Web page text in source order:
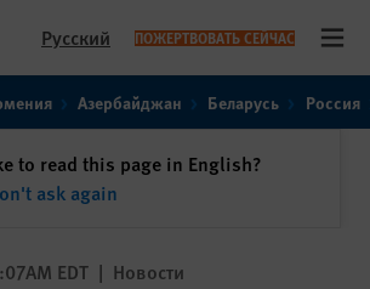
Русский ПОЖЕРТВОВАТЬ СЕЙЧАС
Азербайджан Беларусь Россия
to read this page in English?
ask again
EDT | Новости